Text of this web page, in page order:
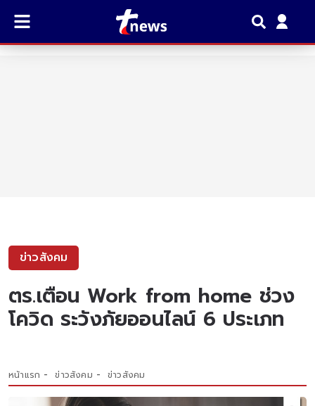
ข่าวสังคม
ตร.เตือน Work from home ช่วง
โควิด ระวังภัยออนไลน์ 6 ประเภท
หน้าแรก ข่าวสังคม ข่าวสังคม